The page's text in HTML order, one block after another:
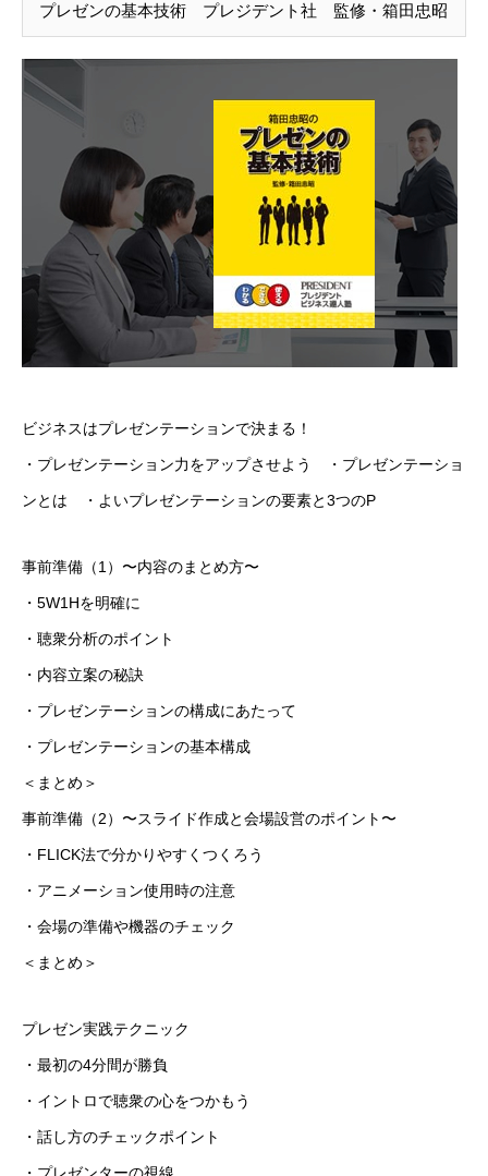
プレゼンの基本技術 プレジデント社 監修・箱田忠昭
ビジネスはプレゼンテーションで決まる！
・プレゼンテーション力をアップさせよう ・プレゼンテーショ
ンとは ・よいプレゼンテーションの要素と3つのP
事前準備（1）〜内容のまとめ方〜
・5W1Hを明確に
・聴衆分析のポイント
・内容立案の秘訣
・プレゼンテーションの構成にあたって
・プレゼンテーションの基本構成
＜まとめ＞
事前準備（2）〜スライド作成と会場設営のポイント〜
・FLICK法で分かりやすくつくろう
・アニメーション使用時の注意
・会場の準備や機器のチェック
＜まとめ＞
プレゼン実践テクニック
・最初の4分間が勝負
・イントロで聴衆の心をつかもう
・話し方のチェックポイント